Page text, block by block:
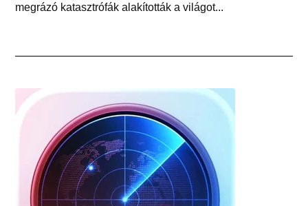
megrázó katasztrófák alakították a világot...